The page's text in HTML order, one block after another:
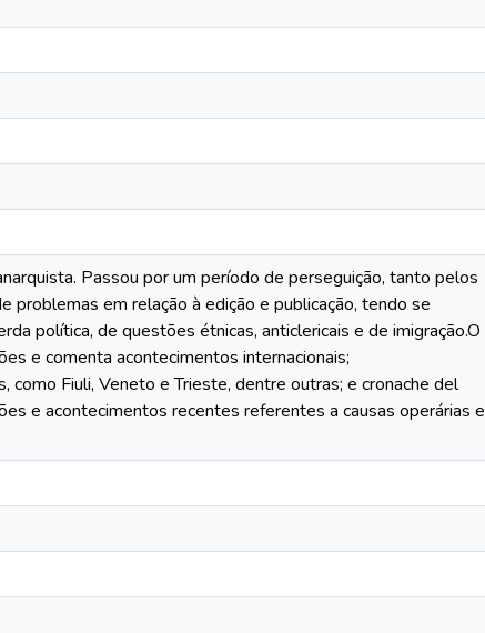
Passou por um período de perseguição, tanto pelos
problemas em relação à edição e publicação, tendo se
política, de questões étnicas, anticlericais e de imigração.O
e comenta acontecimentos internacionais;
como Fiuli, Veneto e Trieste, dentre outras; e cronache del
e acontecimentos recentes referentes a causas operárias e